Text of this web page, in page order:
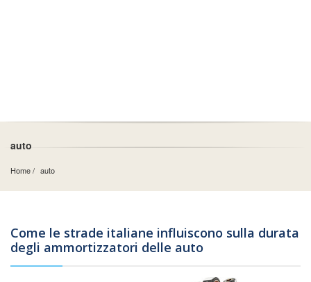
auto
Home auto
Come le strade italiane influiscono sulla durata
degli ammortizzatori delle auto